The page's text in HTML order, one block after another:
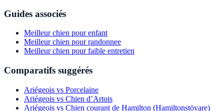
Guides associés
Meilleur chien pour enfant
Meilleur chien pour randonnee
Meilleur chien pour faible entretien
Comparatifs suggérés
Ariégeois vs Porcelaine
Ariégeois vs Chien d’Artois
Ariégeois vs Chien courant de Hamilton (Hamiltonstövare)